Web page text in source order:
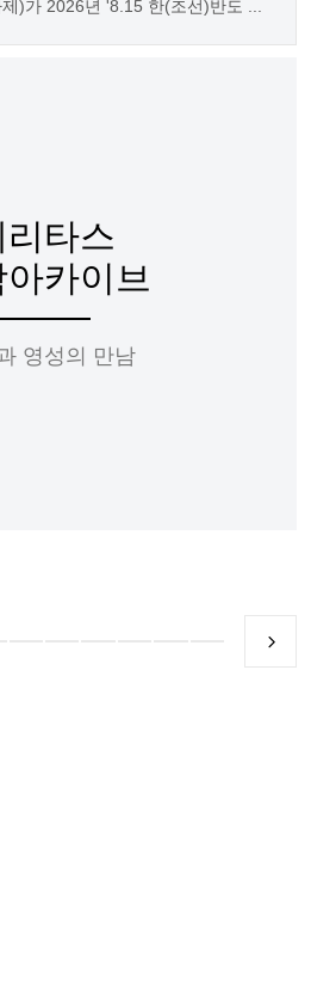
)가 2026년 '8.15 한(조선)반도 ...
리타스
카이브
영성의 만남